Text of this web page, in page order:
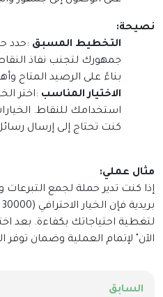
نصيحة:
التخطيط المسبق :حدد
جمهورك لتجنب نفاذ
بناءً على الرصيد المتاح
الاختيار المناسب :اختر
استخدامك للنقاط. الخيارات
كنت تحتاج إلى إرسال
مثال عملي:
لتغطية احتياجاتك بكفاءة. بعد
الآن" لإتمام العملية وضمان توفر
السابق